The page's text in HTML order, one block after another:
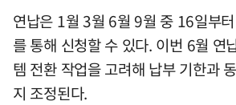
연납은 1월 3월 6월 9월 중 16일부
를 통해 신청할 수 있다. 이번 6월 연
템 전환 작업을 고려해 납부 기한과
지 조정된다.